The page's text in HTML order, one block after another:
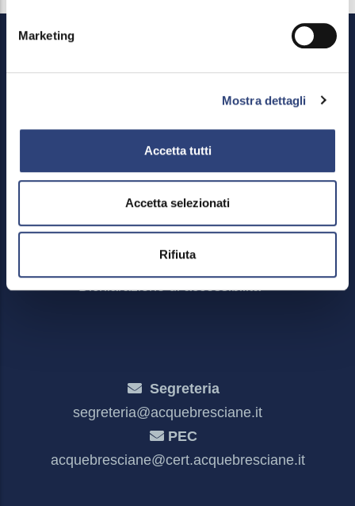
Marketing
Mostra dettagli
Accetta tutti
Accetta selezionati
Rifiuta
Menu
Privacy policy e cookies
Meccanismo di feedback
Dichiarazione di accessibilità
Segreteria
segreteria@acquebresciane.it
PEC
acquebresciane@cert.acquebresciane.it